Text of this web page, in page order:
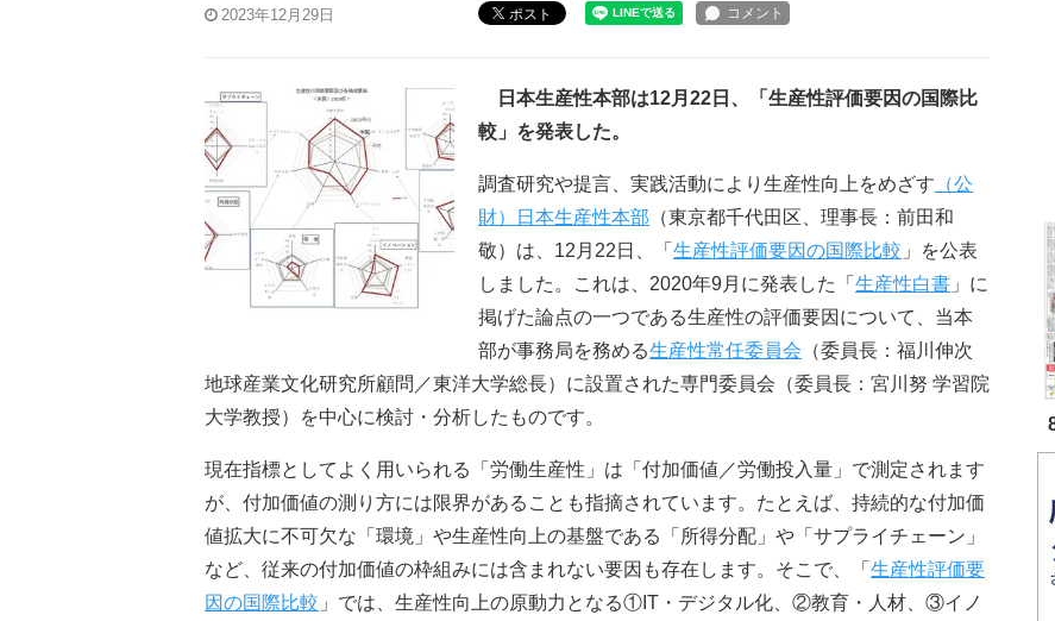
2023年12月29日 ポスト
日本生産性本部は12月22日、「生産性評価要因の国際比
較」を発表した。
調査研究や提言、実践活動により生産性向上をめざす （公
財）日本生産性本部 （東京都千代田区、理事長：前田和
敬）は、12月22日、「 生産性評価要因の国際比較 」を公表
しました。これは、2020年9月に発表した「 生産性白書 」に
掲げた論点の一つである生産性の評価要因について、当本
部が事務局を務める生産性常任委員会 （委員長：福川伸次
地球産業文化研究所顧問／東洋大学総長）に設置された専門委員会（委員長：宮川努 学習院
大学教授）を中心に検討・分析したものです。
現在指標としてよく用いられる「労働生産性」は「付加価値／労働投入量」で測定されます
が、付加価値の測り方には限界があることも指摘されています。たとえば、持続的な付加価
値拡大に不可欠な「環境」や生産性向上の基盤である「所得分配」や「サプライチェーン」
など、従来の付加価値の枠組みには含まれない要因も存在します。そこで、「 生産性評価要
因の国際比較 」では、生産性向上の原動力となる①IT・デジタル化、②教育・人材、③イノ